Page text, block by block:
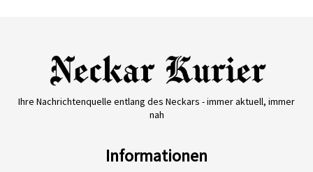
Ihre Nachrichtenquelle entlang des Neckars - immer aktuell, immer
nah
Informationen